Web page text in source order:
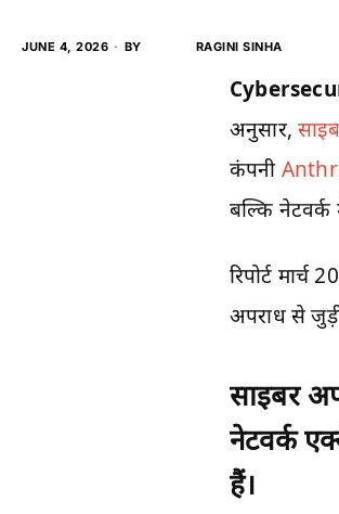
JUNE 4, 2026 BY RAGINI SINHA
अनुसार,
कंपनी
बल्कि नेटवर्क
रिपोर्ट
अपराध से
साइबर
नेटवर्क
हैं।